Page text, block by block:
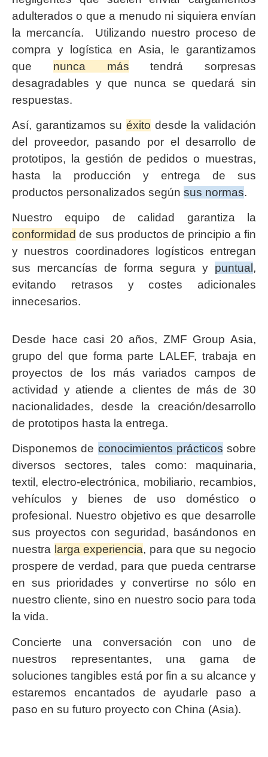
adulterados o que a menudo ni siquiera envían
la mercancía. Utilizando nuestro proceso de
compra y logística en Asia, le garantizamos
que nunca más tendrá sorpresas
desagradables y que nunca se quedará sin
respuestas.
Así, garantizamos su éxito desde la validación
del proveedor, pasando por el desarrollo de
prototipos, la gestión de pedidos o muestras,
hasta la producción y entrega de sus
productos personalizados según sus normas.
Nuestro equipo de calidad garantiza la
conformidad de sus productos de principio a fin
y nuestros coordinadores logísticos entregan
sus mercancías de forma segura y puntual ,
evitando retrasos y costes adicionales
innecesarios.
Desde hace casi 20 años, ZMF Group Asia,
grupo del que forma parte LALEF, trabaja en
proyectos de los más variados campos de
actividad y atiende a clientes de más de 30
nacionalidades, desde la creación/desarrollo
de prototipos hasta la entrega.
Disponemos de conocimientos prácticos sobre
diversos sectores, tales como: maquinaria,
textil, electro-electrónica, mobiliario, recambios,
vehículos y bienes de uso doméstico o
profesional. Nuestro objetivo es que desarrolle
sus proyectos con seguridad, basándonos en
nuestra larga experiencia, para que su negocio
prospere de verdad, para que pueda centrarse
en sus prioridades y convertirse no sólo en
nuestro cliente, sino en nuestro socio para toda
la vida.
Concierte una conversación con uno de
nuestros representantes, una gama de
soluciones tangibles está por fin a su alcance y
estaremos encantados de ayudarle paso a
paso en su futuro proyecto con China (Asia).